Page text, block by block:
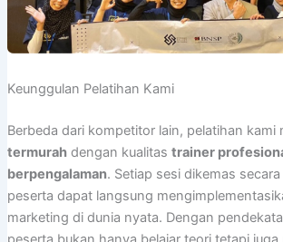
Keunggulan Pelatihan Kami
Berbeda dari kompetitor lain, pelatihan kami
termurahdengan kualitas trainer
berpengalaman. Setiap sesi dikemas
peserta dapat langsung
marketing di dunia nyata. Dengan